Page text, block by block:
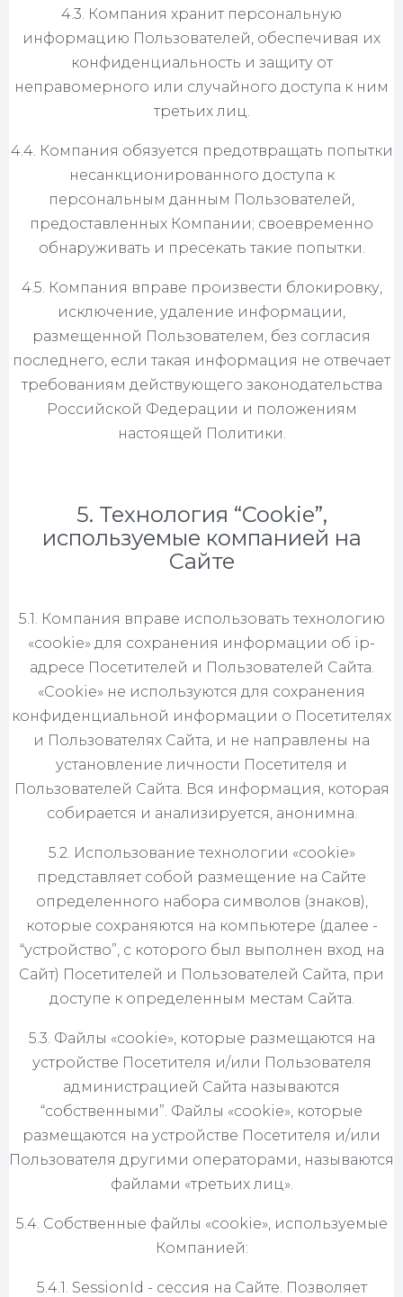
4.3. Компания хранит персональную
информацию Пользователей, обеспечивая их
конфиденциальность и защиту от
неправомерного или случайного доступа к ним
третьих лиц.
4.4. Компания обязуется предотвращать попытки
несанкционированного доступа к
персональным данным Пользователей,
предоставленных Компании; своевременно
обнаруживать и пресекать такие попытки.
4.5. Компания вправе произвести блокировку,
исключение, удаление информации,
размещенной Пользователем, без согласия
последнего, если такая информация не отвечает
требованиям действующего законодательства
Российской Федерации и положениям
настоящей Политики.
5. Технология “Cookie”,
используемые компанией на
Сайте
5.1. Компания вправе использовать технологию
«cookie» для сохранения информации об ip-
адресе Посетителей и Пользователей Сайта.
«Cookie» не используются для сохранения
конфиденциальной информации о Посетителях
и Пользователях Сайта, и не направлены на
установление личности Посетителя и
Пользователей Сайта. Вся информация, которая
собирается и анализируется, анонимна.
5.2. Использование технологии «cookie»
представляет собой размещение на Сайте
определенного набора символов (знаков),
которые сохраняются на компьютере (далее -
“устройство”, с которого был выполнен вход на
Сайт) Посетителей и Пользователей Сайта, при
доступе к определенным местам Сайта.
5.3. Файлы «cookie», которые размещаются на
устройстве Посетителя и/или Пользователя
администрацией Сайта называются
“собственными”. Файлы «cookie», которые
размещаются на устройстве Посетителя и/или
Пользователя другими операторами, называются
файлами «третьих лиц».
5.4. Собственные файлы «cookie», используемые
Компанией:
5.4.1. SessionId - сессия на Сайте. Позволяет